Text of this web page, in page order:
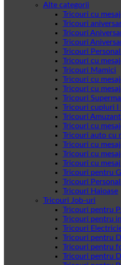
Alte categorii
Tricouri cu
Tricouri
Tricouri
Tricouri
Tricouri
Tricouri cu
Tricouri Mamici
Tricouri cu
Tricouri cu
Tricouri
Tricouri cupluri I
Tricouri
Tricouri cu
Tricouri auto cu
Tricouri cu
Tricouri cu
Tricouri cu
Tricouri pentru
Tricouri
Tricouri Haioase
Tricouri Job-uri
Tricouri pentru
Tricouri pentru
Tricouri
Tricouri pentru
Tricouri pentru
Tricouri pentru